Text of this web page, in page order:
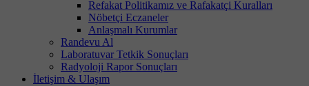
Refakat Politikamız ve Rafakatçi Kuralları
Nöbetçi Eczaneler
Anlaşmalı Kurumlar
Randevu Al
Laboratuvar Tetkik Sonuçları
Radyoloji Rapor Sonuçları
İletişim & Ulaşım